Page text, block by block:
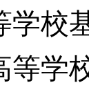
学校
等学